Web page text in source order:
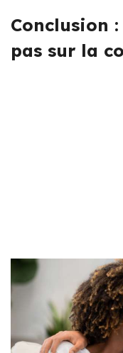
Conclusion
pas sur la